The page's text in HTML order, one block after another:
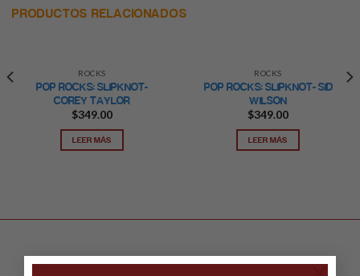
PRODUCTOS RELACIONADOS
ROCKS
POP ROCKS: SLIPKNOT-
COREY TAYLOR
$349.00
LEER MÁS
ROCKS
POP ROCKS: SLIPKNOT- SID
WILSON
$349.00
LEER MÁS